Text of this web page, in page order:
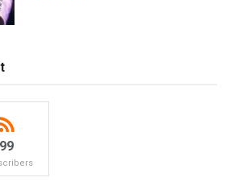
99